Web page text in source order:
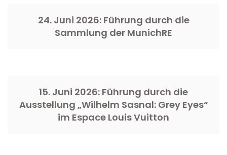
24. Juni 2026: Führung durch die
Sammlung der MunichRE
15. Juni 2026: Führung durch die
Ausstellung „Wilhelm Sasnal: Grey Eyes“
im Espace Louis Vuitton